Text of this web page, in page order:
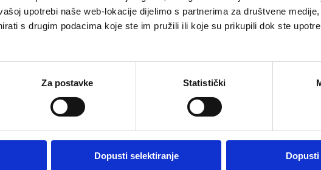
upotrebi naše web-lokacije dijelimo s partnerima za društvene
s drugim podacima koje ste im pružili ili koje su prikupili dok ste
Za postavke Statistički
Dopusti selektiranje Dopusti